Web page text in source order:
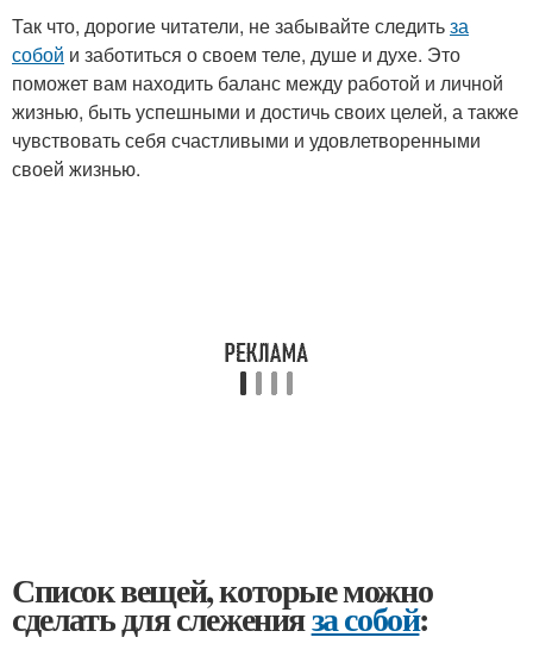
Так что, дорогие читатели, не забывайте следитьза
собой и заботиться о своем теле, душе и духе. Это
поможет вам находить баланс между работой и личной
жизнью, быть успешными и достичь своих целей, а также
чувствовать себя счастливыми и удовлетворенными
своей жизнью.
Список вещей, которые можно
сделать для слеженияза собой: